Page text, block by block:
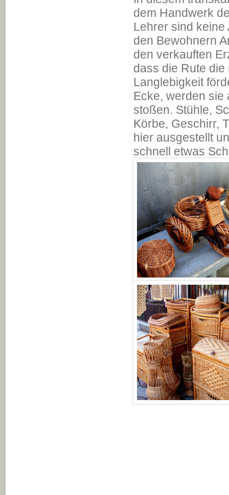
dem Handwerk
Lehrer sind
den Bewohnern
den verkauften
dass die Rute
Langlebigkeit
Ecke, werden sie
stoßen. Stühle,
Körbe, Geschirr,
hier ausgestellt
schnell etwas